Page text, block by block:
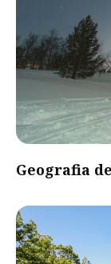
Geografia